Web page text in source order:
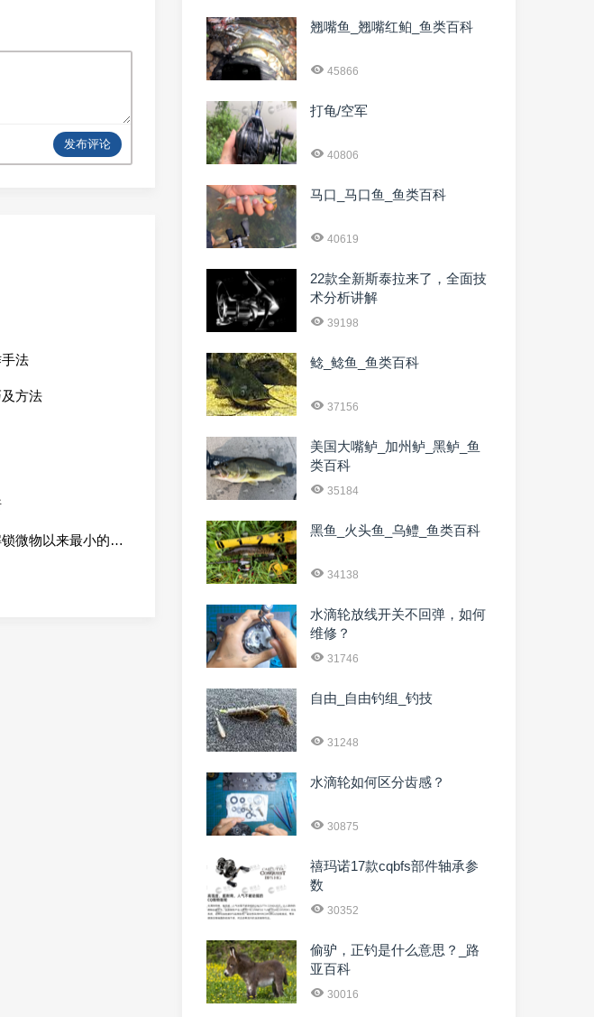
发布评论
法
方法
没有助投器也能抛瓜子亮片？解锁微物以来最小的鱼？
翘嘴鱼_翘嘴红鲌_鱼类百科
45866
打龟/空军
40806
马口_马口鱼_鱼类百科
40619
22款全新斯泰拉来了，全面技
术分析讲解
39198
鲶_鲶鱼_鱼类百科
37156
美国大嘴鲈_加州鲈_黑鲈_鱼
类百科
35184
黑鱼_火头鱼_乌鳢_鱼类百科
34138
水滴轮放线开关不回弹，如何
维修？
31746
自由_自由钓组_钓技
31248
水滴轮如何区分齿感？
30875
禧玛诺17款cqbfs部件轴承参
数
30352
偷驴，正钓是什么意思？_路
亚百科
30016